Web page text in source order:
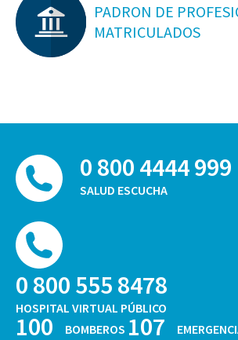
PADRON DE
MATRICULADOS
0 800 4444 999
SALUD ESCUCHA
0 800 555 8478
HOSPITAL VIRTUAL PÚBLICO
100 BOMBEROS 107